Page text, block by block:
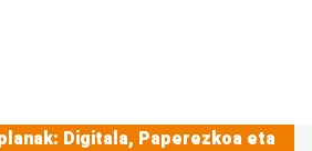
Digitala, Paperezkoa eta